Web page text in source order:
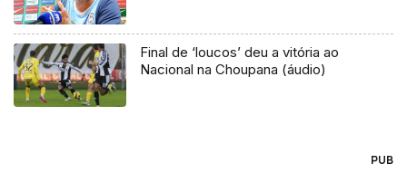
Final de ‘loucos’ deu a vitória ao
Nacional na Choupana (áudio)
PUB